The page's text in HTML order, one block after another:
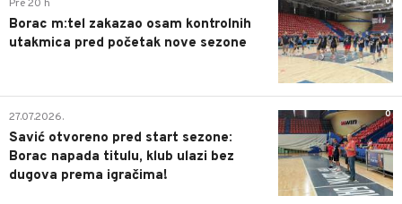
Pre 20 h
Borac m:tel zakazao osam kontrolnih
utakmica pred početak nove sezone
0
27.07.2026.
Savić otvoreno pred start sezone:
Borac napada titulu, klub ulazi bez
dugova prema igračima!